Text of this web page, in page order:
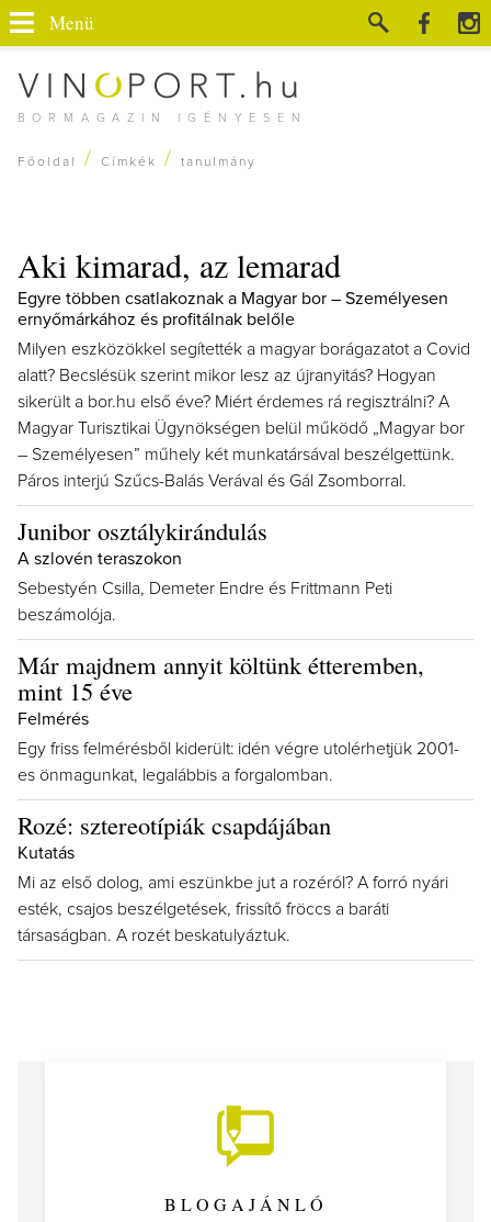
BORMAGAZIN IGÉNYESEN
Menü
Főoldal / Címkék / tanulmány
Aki kimarad, az lemarad
Egyre többen csatlakoznak a Magyar bor – Személyesen
ernyőmárkához és profitálnak belőle
Milyen eszközökkel segítették a magyar borágazatot a Covid
alatt? Becslésük szerint mikor lesz az újranyitás? Hogyan
sikerült a bor.hu első éve? Miért érdemes rá regisztrálni? A
Magyar Turisztikai Ügynökségen belül működő „Magyar bor
– Személyesen” műhely két munkatársával beszélgettünk.
Páros interjú Szűcs-Balás Verával és Gál Zsomborral.
Junibor osztálykirándulás
A szlovén teraszokon
Sebestyén Csilla, Demeter Endre és Frittmann Peti
beszámolója.
Már majdnem annyit költünk étteremben,
mint 15 éve
Felmérés
Egy friss felmérésből kiderült: idén végre utolérhetjük 2001-
es önmagunkat, legalábbis a forgalomban.
Rozé: sztereotípiák csapdájában
Kutatás
Mi az első dolog, ami eszünkbe jut a rozéról? A forró nyári
esték, csajos beszélgetések, frissítő fröccs a baráti
társaságban. A rozét beskatulyáztuk.
BLOGAJÁNLÓ